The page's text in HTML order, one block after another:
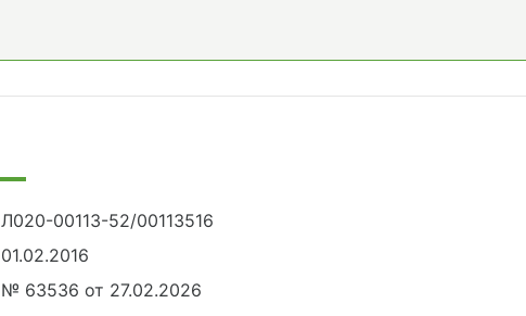
Л020-00113-52/00113516
01.02.2016
№ 63536 от 27.02.2026